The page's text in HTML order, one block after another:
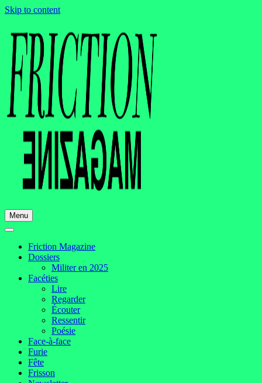
Skip to content
Menu
Friction Magazine
Dossiers
Militer en 2025
Facéties
Lire
Regarder
Écouter
Ressentir
Poésie
Face-à-face
Furie
Fête
Frisson